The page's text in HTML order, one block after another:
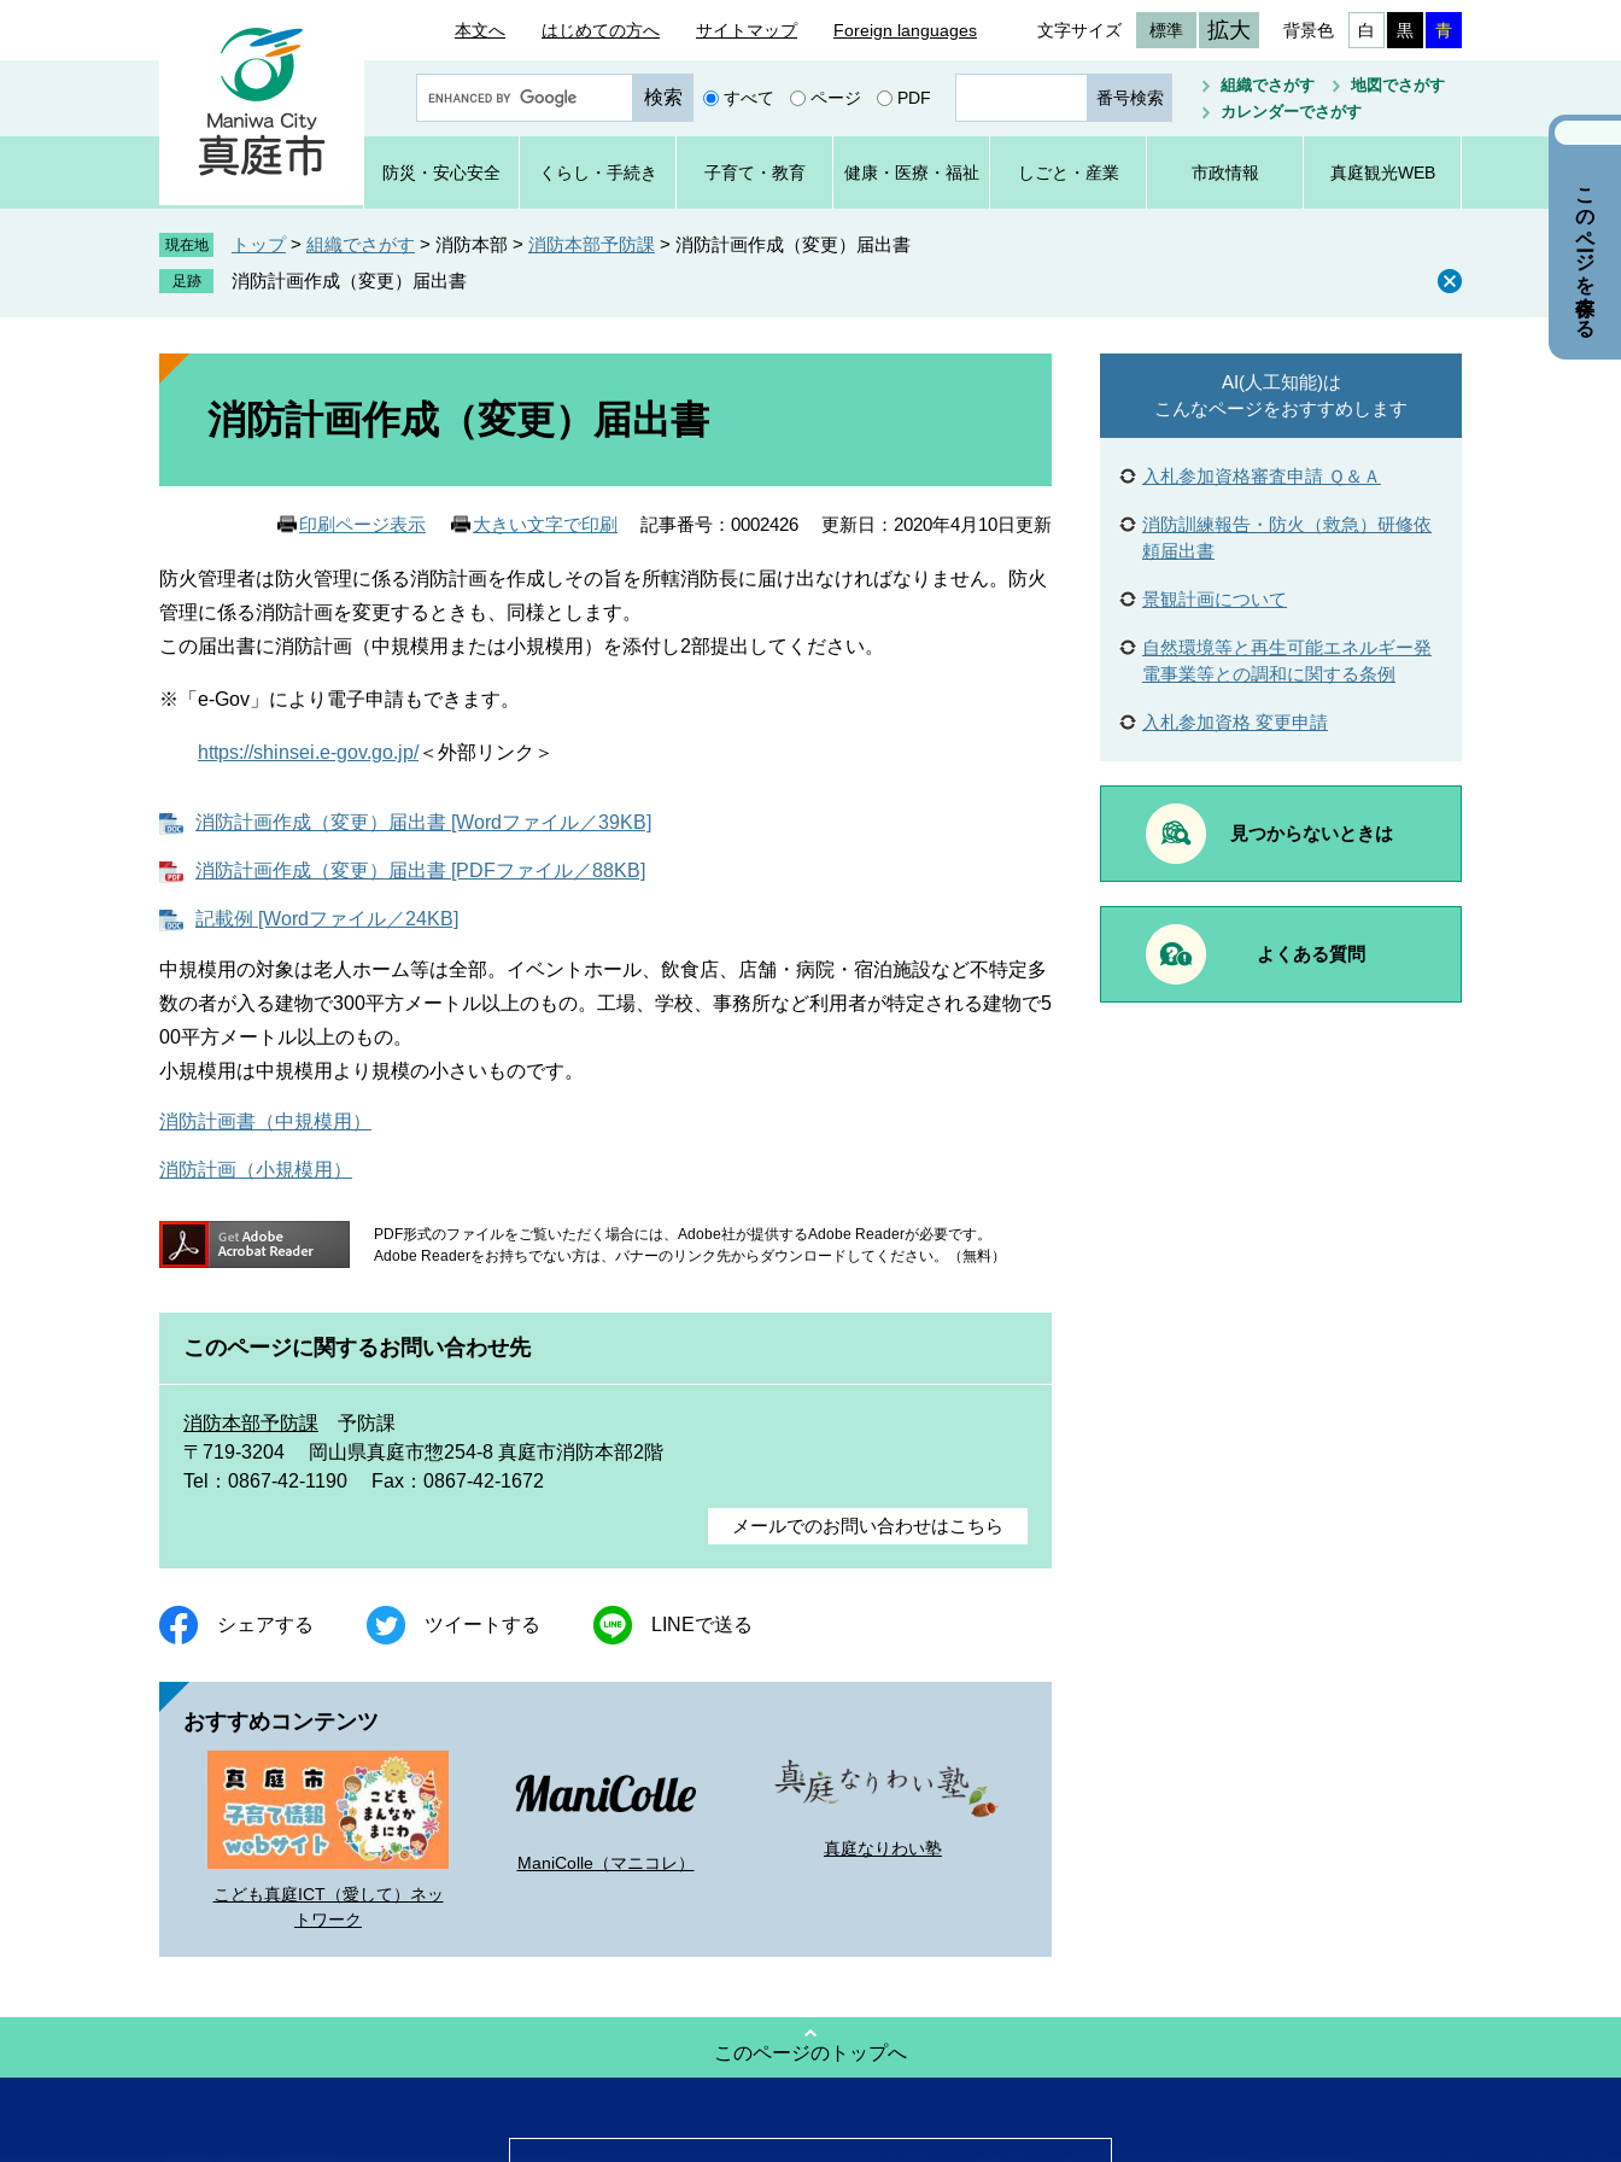
本文へ はじめての方へ サイトマップ Foreign languages 文字サイズ 標準 拡大 背景色 白 黒 青
o
e
カ
タ
すべて ページ PDF
ジ
番
号
を
組織でさがす
地図でさがす
カレンダーでさがす
防災・ 安心安全 くらし ・手続き 子育て ・教育 健康・ 医療・ 福祉 しごと ・産業 市政情報 真庭観光WEB
現在地 トップ > 組織でさがす > 消防本部 > 消防本部予防課 > 消防計画作成（変更）届出書
消防計画作成（変更）届出書
本
消防計画作成（変更）届出書
印刷ページ表示 大きい文字で印刷 記事番号：0002426 更新日：2020年4月10日更新
防火管理者は防火管理に係る消防計画を作成しその旨を所轄消防長に届け出なければなりません。防火
管理に係る消防計画を変更するときも、同様とします。
この届出書に消防計画（中規模用または小規模用）を添付し2部提出してください。
※「e-Gov」により電子申請もできます。
https://shinsei.e-gov.go.jp/＜外部リンク＞
消防計画作成（変更）届出書 [Wordファイル／39KB]
消防計画作成（変更）届出書 [PDFファイル／88KB]
記載例 [Wordファイル／24KB]
中規模用の対象は老人ホーム等は全部。イベントホール、飲食店、店舗・病院・宿泊施設など不特定多
数の者が入る建物で300平方メートル以上のもの。工場、学校、事務所など利用者が特定される建物で5
00平方メートル以上のもの。
小規模用は中規模用より規模の小さいものです。
消防計画書（中規模用）
消防計画（小規模用）
PDF形式のファイルをご覧いただく場合には、Adobe社が提供するAdobe Readerが必要です。
Adobe Readerをお持ちでない方は、バナーのリンク先からダウンロードしてください。（無料）
このページに関するお問い合わせ先
消防本部予防課
予防課
〒719-3204
岡山県真庭市惣254-8 真庭市消防本部2階
Tel：0867-42-1190
Fax：0867-42-1672
メールでのお問い合わせはこちら
シェアする ツイートする LINEで送る
おすすめコンテンツ
こども真庭ICT（愛して）ネッ
トワーク
ManiColle（マニコレ）
真庭なりわい塾
AI(人工知能)は
こんなページをおすすめします
入札参加資格審査申請 Ｑ＆Ａ
消防訓練報告・防火（救急）研修依
頼届出書
景観計画について
自然環境等と再生可能エネルギー発
電事業等との調和に関する条例
入札参加資格 変更申請
見つからないときは
よくある質問
このページのトップへ
このページを保存する